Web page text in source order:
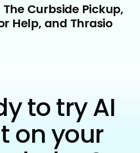
Curbside Pickup,
Help, and Thrasio
to try AI
on your